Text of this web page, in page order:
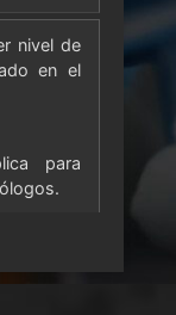
nivel de
en el
para